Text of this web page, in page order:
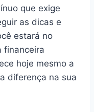
que exige
as dicas e
estará no
financeira
hoje mesmo a
diferença na sua